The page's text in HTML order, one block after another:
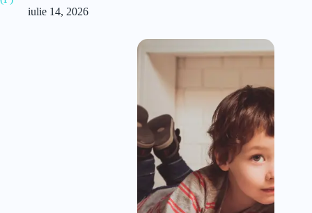
iulie 14, 2026